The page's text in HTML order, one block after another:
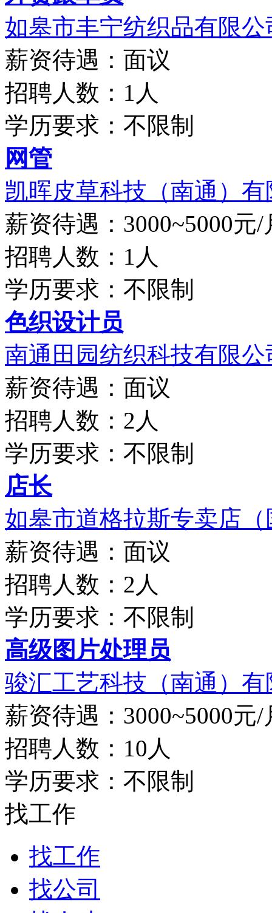
如皋市丰宁纺织品有限公
薪资待遇：面议
招聘人数：1人
学历要求：不限制
网管
凯晖皮草科技（南通）有
薪资待遇：3000~5000元/
招聘人数：1人
学历要求：不限制
色织设计员
南通田园纺织科技有限公
薪资待遇：面议
招聘人数：2人
学历要求：不限制
店长
如皋市道格拉斯专卖店（
薪资待遇：面议
招聘人数：2人
学历要求：不限制
高级图片处理员
骏汇工艺科技（南通）有
薪资待遇：3000~5000元/
招聘人数：10人
学历要求：不限制
找工作
找工作
找公司